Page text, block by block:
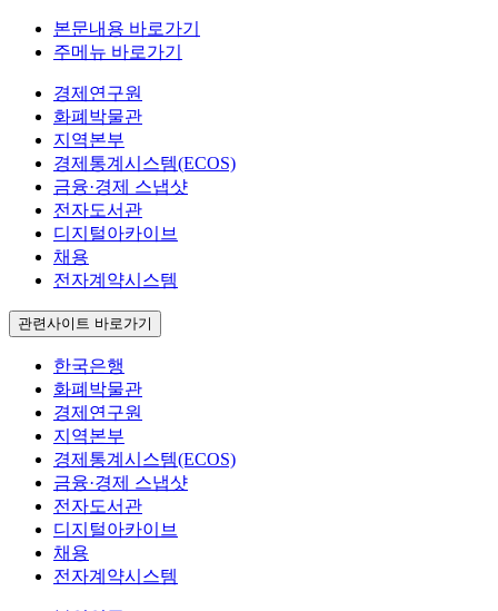
본문내용 바로가기
주메뉴 바로가기
경제연구원
화폐박물관
지역본부
경제통계시스템(ECOS)
금융·경제 스냅샷
전자도서관
디지털아카이브
채용
전자계약시스템
관련사이트 바로가기
한국은행
화폐박물관
경제연구원
지역본부
경제통계시스템(ECOS)
금융·경제 스냅샷
전자도서관
디지털아카이브
채용
전자계약시스템